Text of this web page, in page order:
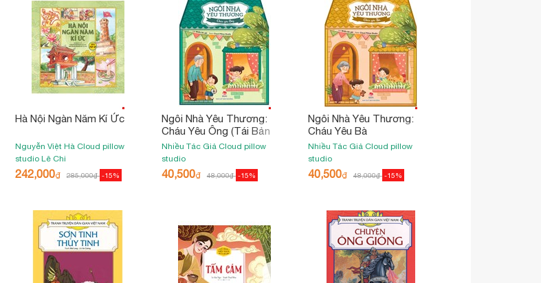
Hà Nội Ngàn Năm Kí Ức
Nguyễn Việt Hà Cloud pillow
studio Lê Chi
242,000₫ 285,000₫ -15%
Ngôi Nhà Yêu Thương:
Cháu Yêu Ông (Tái Bản
2022)
Nhiều Tác Giả Cloud pillow
studio
40,500₫ 48,000₫ -15%
Ngôi Nhà Yêu Thương:
Cháu Yêu Bà
Nhiều Tác Giả Cloud pillow
studio
40,500₫ 48,000₫ -15%